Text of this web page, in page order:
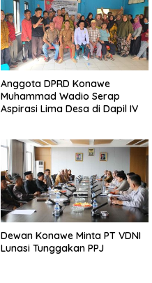
Anggota DPRD Konawe
Muhammad Wadio Serap
Aspirasi Lima Desa di Dapil IV
Dewan Konawe Minta PT VDNI
Lunasi Tunggakan PPJ